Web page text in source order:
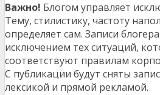
Важно! Блогом управляет
Тему, стилистику, частоту
определяет сам. Записи
исключением тех ситуаций,
соответствуют правилам
С публикации будут сняты
лексикой и прямой рекламой.